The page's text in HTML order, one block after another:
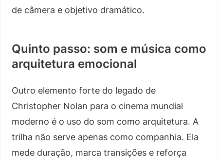
de câmera e objetivo dramático.
Quinto passo: som e música como
arquitetura emocional
Outro elemento forte do legado de
Christopher Nolan para o cinema mundial
moderno é o uso do som como arquitetura. A
trilha não serve apenas como companhia. Ela
mede duração, marca transições e reforça